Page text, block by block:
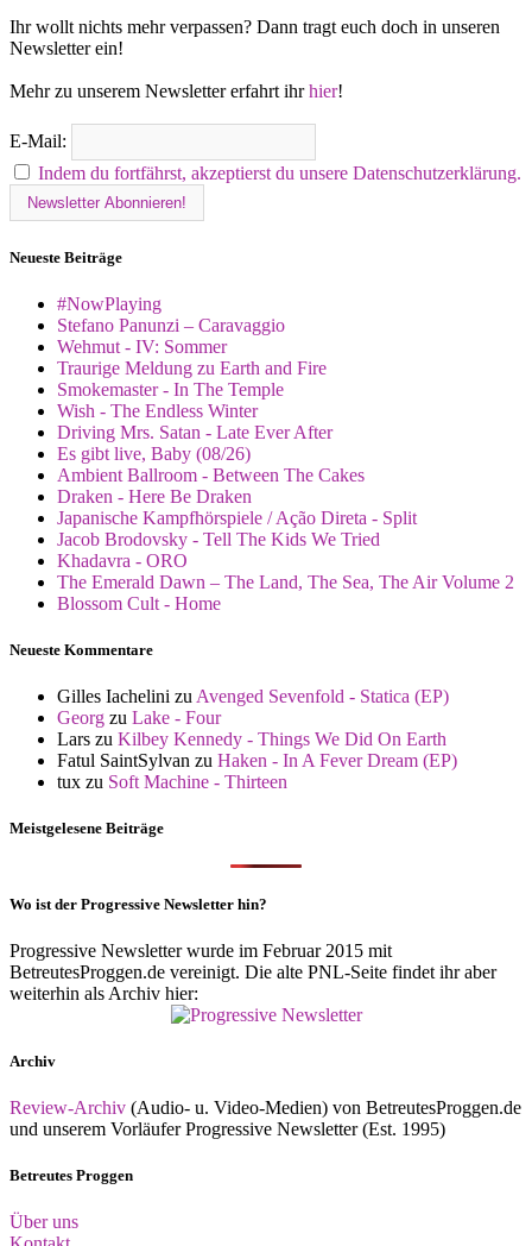
Ihr wollt nichts mehr verpassen? Dann tragt euch doch in unseren
Newsletter ein!
Mehr zu unserem Newsletter erfahrt ihrhier!
E-Mail:
Indem du fortfährst, akzeptierst du unsere Datenschutzerklärung.
Neueste Beiträge
#NowPlaying
Stefano Panunzi – Caravaggio
Wehmut - IV: Sommer
Traurige Meldung zu Earth and Fire
Smokemaster - In The Temple
Wish - The Endless Winter
Driving Mrs. Satan - Late Ever After
Es gibt live, Baby (08/26)
Ambient Ballroom - Between The Cakes
Draken - Here Be Draken
Japanische Kampfhörspiele / Ação Direta - Split
Jacob Brodovsky - Tell The Kids We Tried
Khadavra - ORO
The Emerald Dawn – The Land, The Sea, The Air Volume 2
Blossom Cult - Home
Neueste Kommentare
Gilles Iachelini zu Avenged Sevenfold - Statica (EP)
Georg zu Lake - Four
Lars zu Kilbey Kennedy - Things We Did On Earth
Fatul SaintSylvan zu Haken - In A Fever Dream (EP)
tux zu Soft Machine - Thirteen
Meistgelesene Beiträge
Wo ist der Progressive Newsletter hin?
Progressive Newsletter wurde im Februar 2015 mit
BetreutesProggen.de vereinigt. Die alte PNL-Seite findet ihr aber
weiterhin als Archiv hier:
Archiv
Review-Archiv (Audio- u. Video-Medien) von BetreutesProggen.de
und unserem Vorläufer Progressive Newsletter (Est. 1995)
Betreutes Proggen
Über uns